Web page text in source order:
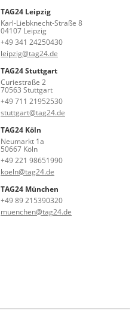
TAG24 Leipzig
Karl-Liebknecht-Straße 8
04107 Leipzig
+49 341 24250430
leipzig@tag24.de
TAG24 Stuttgart
Curiestraße 2
70563 Stuttgart
+49 711 21952530
stuttgart@tag24.de
TAG24 Köln
Neumarkt 1a
50667 Köln
+49 221 98651990
koeln@tag24.de
TAG24 München
+49 89 215390320
muenchen@tag24.de